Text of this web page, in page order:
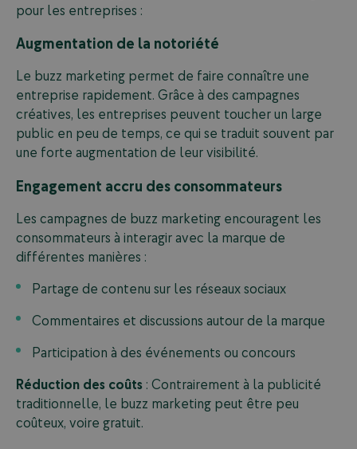
pour les entreprises :
Augmentation de la notoriété
Le buzz marketing permet de faire connaître une
entreprise rapidement. Grâce à des campagnes
créatives, les entreprises peuvent toucher un large
public en peu de temps, ce qui se traduit souvent par
une forte augmentation de leur visibilité.
Engagement accru des consommateurs
Les campagnes de buzz marketing encouragent les
consommateurs à interagir avec la marque de
différentes manières :
Partage de contenu sur les réseaux sociaux
Commentaires et discussions autour de la marque
Participation à des événements ou concours
Réduction des coûts : Contrairement à la publicité
traditionnelle, le buzz marketing peut être peu
coûteux, voire gratuit.